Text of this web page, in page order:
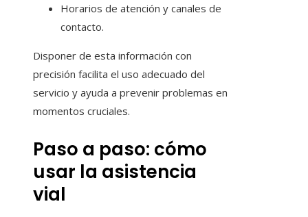
Horarios de atención y canales de
contacto.
Disponer de esta información con
precisión facilita el uso adecuado del
servicio y ayuda a prevenir problemas en
momentos cruciales.
Paso a paso: cómo
usar la asistencia
vial